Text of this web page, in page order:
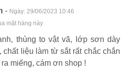
- Ngày: 29/06/2023 10:46
mặt hàng này
thùng to vật vã, lớp sơn dày
chất liệu làm từ sắt rất chắc chắn
miếng, cám ơn shop !